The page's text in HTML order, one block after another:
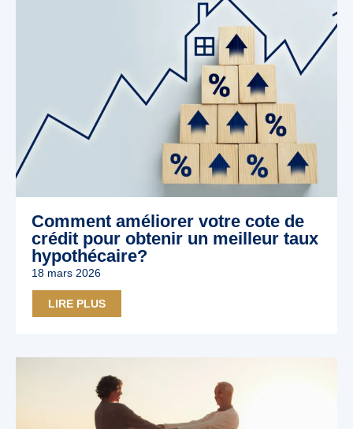
Comment améliorer votre cote de
crédit pour obtenir un meilleur taux
hypothécaire?
18 mars 2026
LIRE PLUS